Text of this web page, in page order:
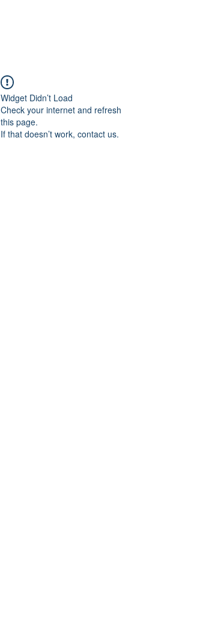
Widget Didn’t Load
Check your internet and refresh
this page.
If that doesn’t work, contact us.